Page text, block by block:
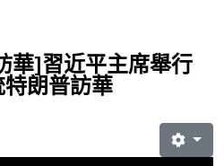
華]習近平主席舉行
朗普訪華